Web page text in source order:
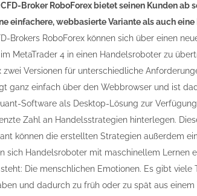
Broker RoboForex bietet seinen Kunden
einfachere, webbasierte Variante als auch
Brokers RoboForex können sich über einen
MetaTrader 4 in einen Handelsroboter zu
Versionen für unterschiedliche
ganz einfach über den Webbrowser und ist
Software als Desktop-Lösung zur
Zahl an Handelsstrategien hinterlegen.
können die erstellten Strategien außerdem
sich Handelsroboter mit maschinellem
Die menschlichen Emotionen. Es gibt
und dadurch zu früh oder zu spät aus